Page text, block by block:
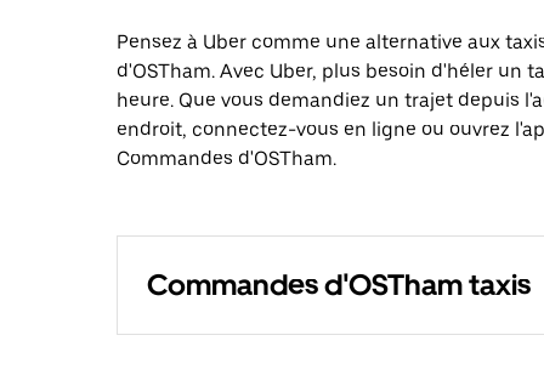
Pensez à Uber comme une alternative aux
d'OSTham. Avec Uber, plus besoin d'héler un
heure. Que vous demandiez un trajet depuis
endroit, connectez-vous en ligne ou ouvrez
Commandes d'OSTham.
Commandes d'OSTham taxis